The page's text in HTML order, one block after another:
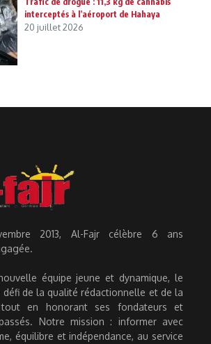
interceptés à l’aéroport de Hahaya
20 juillet 2026
2013, Al-Fajr célèbre 6 ans
équipe jeune et dynamique, le
de la qualité rédactionnelle et de la
tout en honorant ses fondateurs et
Notre mission : informer avec
équilibre et indépendance, au service